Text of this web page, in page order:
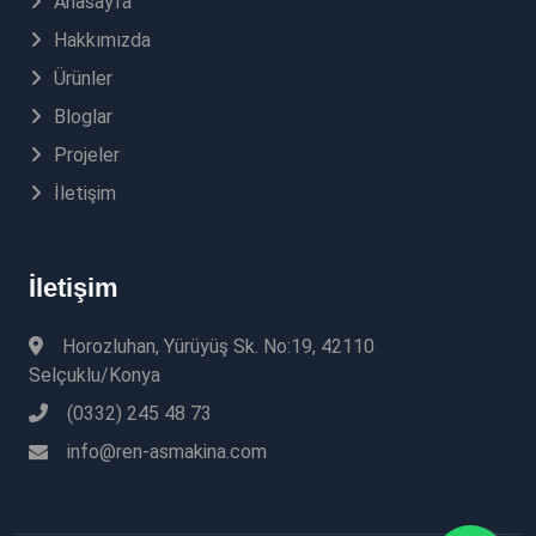
Hakkımızda
Ürünler
Bloglar
Projeler
İletişim
İletişim
Horozluhan, Yürüyüş Sk. No:19, 42110
Selçuklu/Konya
(0332) 245 48 73
info@ren-asmakina.com